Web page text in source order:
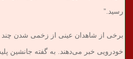
رسید.”
برخی از شاهدان عینی از زخمی شدن چند
خودرویی خبر می‌دهند. به گفته جانشین